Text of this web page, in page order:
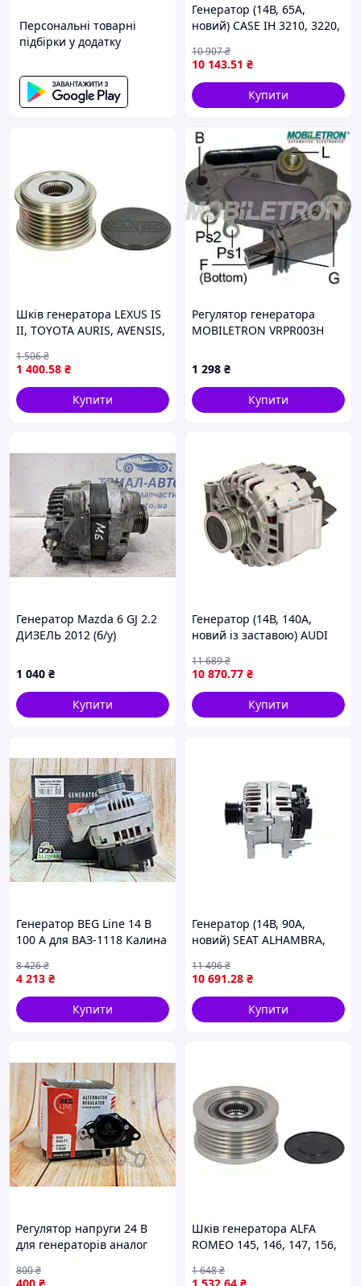
Персональні товарні
підбірки у додатку
Генератор (14В, 65А,
новий) CASE IH 3210, 3220,
5120, 5130, 5140, 5110 A,
5120 A, 5130 A, 5140 A,
5150,
10 143.51 ₴
10 907₴
Купити
Шків генератора LEXUS IS
II, TOYOTA AURIS, AVENSIS,
DYNA, HIACE / COMMUTER
V, HIACE IV, HIACE V, HILUX
1 400.58 ₴
1 506₴
Купити
Регулятор генератора
MOBILETRON VRPR003H
1 298 ₴
Купити
Генератор Mazda 6 GJ 2.2
ДИЗЕЛЬ 2012 (б/у)
1 040 ₴
Купити
Генератор (14В, 140А,
новий із заставою) AUDI
ALHAMBRA, ALTEA, ALTEA
XL, EXEO, EXEO ST, LEON,
TOLEDO
10 870.77 ₴
11 689₴
Купити
Генератор BEG Line 14 В
100 А для ВАЗ-1118 Калина
автомобілів із
допобіданням
4 213 ₴
8 426₴
Купити
Генератор (14В, 90А,
новий) SEAT ALHAMBRA,
CORDOBA VARIO, IBIZA II,
IBIZA III, IBIZA IV, IBIZA IV
SC, IBIZA IV ST,
10 691.28 ₴
11 496₴
Купити
Регулятор напруги 24 В
для генераторів аналог
дротом для захисту
800₴
Шків генератора ALFA
ROMEO 145, 146, 147, 156,
FIAT BRAVA, BRAVO I, BRAVO
1 648₴